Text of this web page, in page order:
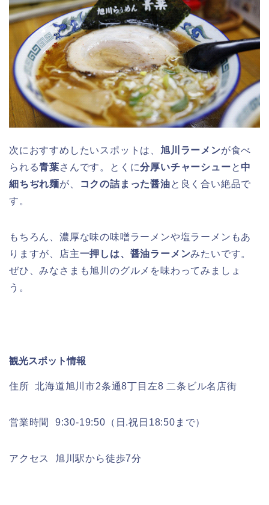
次におすすめしたいスポットは、 旭川ラーメンが食べ
られる青葉さんです。とくに分厚いチャーシューと 中
細ちぢれ麺が、 コクの詰まった醤油と良く合い絶品で
す。
もちろん、濃厚な味の味噌ラーメンや塩ラーメンもあ
りますが、店主一押しは、醤油ラーメンみたいです。
ぜひ、みなさまも旭川のグルメを味わってみましょ
う。
観光スポット情報
住所 北海道旭川市2条通8丁目左8 二条ビル名店街
営業時間 9:30-19:50（日.祝日18:50まで）
アクセス 旭川駅から徒歩7分